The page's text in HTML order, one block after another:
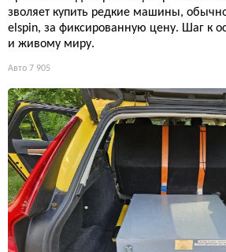
зволяет купить редкие машины,
elspin, за фиксированную цену. Шаг к
и живому миру.
Авто 7 905